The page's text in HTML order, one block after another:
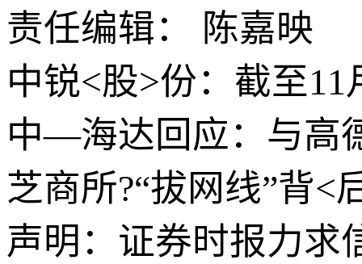
责任编辑： 陈嘉映
中锐<股>份：截至11
中—海达回应：与高
芝商所?“拔网线”背<
声明：证券时报力求